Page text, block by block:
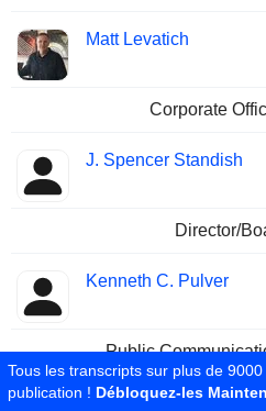
Matt Levatich
Corporate
J. Spencer Standish
Director/
Kenneth C. Pulver
Public
Sales
Tous les transcripts sur plus de
publication ! Débloquez-les